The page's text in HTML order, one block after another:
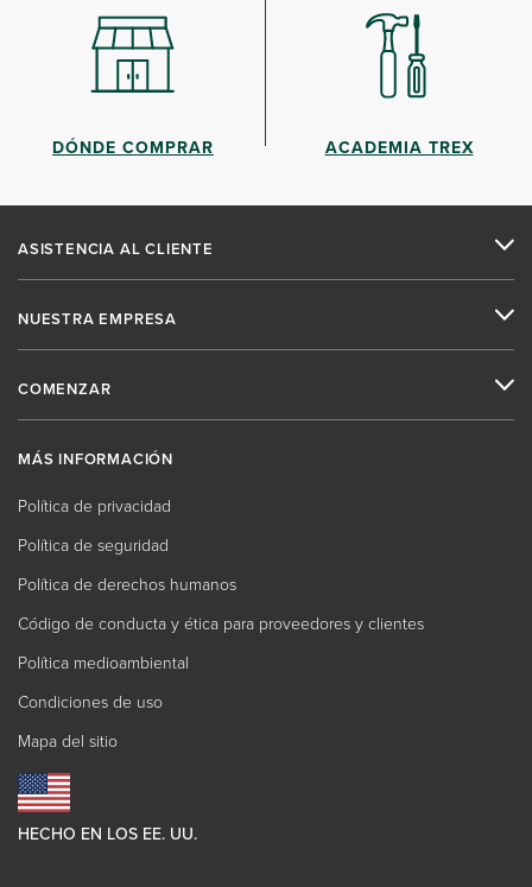
DÓNDE COMPRAR ACADEMIA TREX
ASISTENCIA AL CLIENTE
NUESTRA EMPRESA
COMENZAR
MÁS INFORMACIÓN
Política de privacidad
Política de seguridad
Política de derechos humanos
Código de conducta y ética para proveedores y clientes
Política medioambiental
Condiciones de uso
Mapa del sitio
HECHO EN LOS EE. UU.